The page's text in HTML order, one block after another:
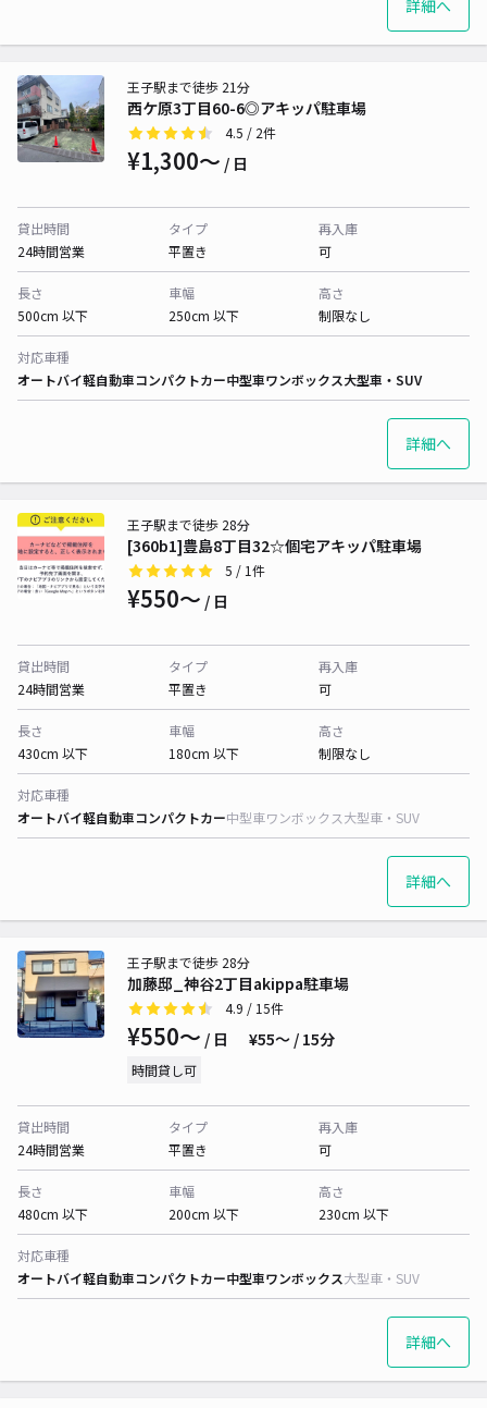
詳細へ
西ケ原3丁目60-6◎アキッパ駐車場
王子駅まで徒歩 21分
4.5 / 2件
¥1,300〜 / 日
貸出時間
24時間営業
タイプ
平置き
再入庫
可
長さ
500cm 以下
車幅
250cm 以下
高さ
制限なし
対応車種
オートバイ軽自動車コンパクトカー中型車ワンボックス大型車・SUV
詳細へ
[360b1]豊島8丁目32☆個宅アキッパ駐車場
王子駅まで徒歩 28分
5 / 1件
¥550〜 / 日
貸出時間
24時間営業
タイプ
平置き
再入庫
可
長さ
430cm 以下
車幅
180cm 以下
高さ
制限なし
対応車種
オートバイ軽自動車コンパクトカー中型車ワンボックス大型車・SUV
詳細へ
加藤邸_神谷2丁目akippa駐車場
王子駅まで徒歩 28分
4.9 / 15件
¥550〜 / 日 ¥55〜 / 15分
時間貸し可
貸出時間
24時間営業
タイプ
平置き
再入庫
可
長さ
480cm 以下
車幅
200cm 以下
高さ
230cm 以下
対応車種
オートバイ軽自動車コンパクトカー中型車ワンボックス大型車・SUV
詳細へ